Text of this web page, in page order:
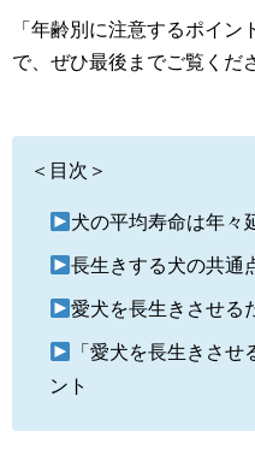
「年齢別に注意するポイ
で、ぜひ最後までご覧くだ
＜目次＞
犬の平均寿命は年々
長生きする犬の共通
愛犬を長生きさせる
「愛犬を長生きさ
ント